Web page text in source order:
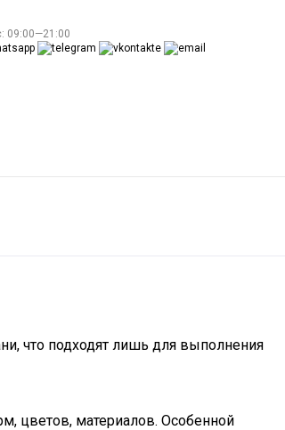
09:00—21:00
что подходят лишь для выполнения
цветов, материалов. Особенной